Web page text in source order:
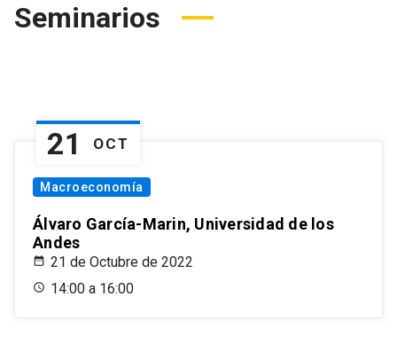
Seminarios
21 OCT
Macroeconomía
Álvaro García-Marin, Universidad de los
Andes
21 de Octubre de 2022
14:00 a 16:00